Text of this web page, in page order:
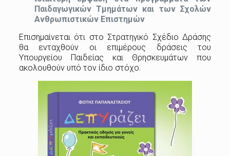
Παιδαγωγικών Τµηµάτων και των Σχολών
Ανθρωπιστικών Επιστηµών
Επισημαίνεται ότι στο Στρατηγικό Σχέδιο Δράσης
θα ενταχθούν οι επιµέρους δράσεις του
Υπουργείου Παιδείας και Θρησκευµάτων που
ακολουθούν υπό τον ίδιο στόχο.